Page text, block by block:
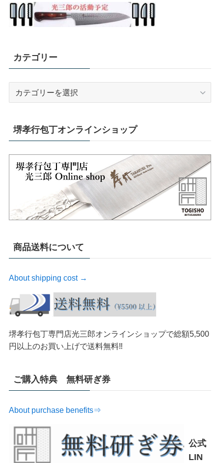
カテゴリー
リ
堺孝行包丁オンラインショップ
商品送料について
About shipping cost →
堺孝行包丁専門店光三郎オンラインショップで総額5,500
円以上のお買い上げで送料無料‼︎
ご購入特典 無料研ぎ券
About purchase benefits⇒
公式
LIN